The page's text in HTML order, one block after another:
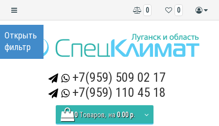
0
0
+7(959) 509 02 17
+7(959) 110 45 18
0 Tоваров, на0.00 р.